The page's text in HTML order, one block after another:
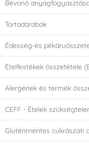
Bevonó
Tortadarabok
Édesség-és
Ételfestékek összetétele
Alergének és termék
CEFF - Ételek
Gluténmentes cukrászati